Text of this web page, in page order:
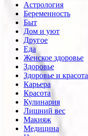
Астрология
Беременность
Быт
Дом и уют
Другое
Еда
Женское здоровье
Здоровье
Здоровье и красота
Карьера
Красота
Кулинария
Лишний вес
Макияж
Медицина